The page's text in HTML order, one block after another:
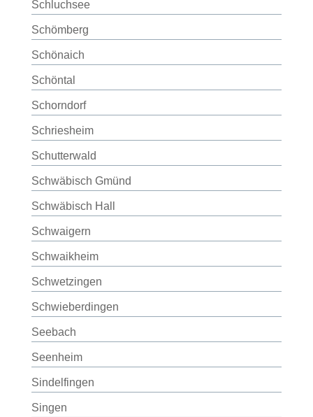
Schluchsee
Schömberg
Schönaich
Schöntal
Schorndorf
Schriesheim
Schutterwald
Schwäbisch Gmünd
Schwäbisch Hall
Schwaigern
Schwaikheim
Schwetzingen
Schwieberdingen
Seebach
Seenheim
Sindelfingen
Singen